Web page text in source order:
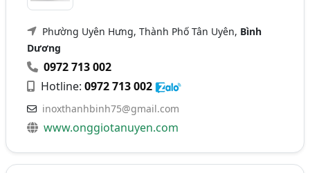
Phường Uyên Hưng, Thành Phố Tân Uyên, Bình
Dương
0972 713 002
Hotline:0972 713 002
inoxthanhbinh75@gmail.com
www.onggiotanuyen.com